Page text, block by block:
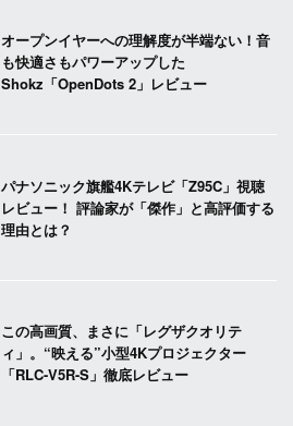
オープンイヤーへの理解度が半端ない！音
も快適さもパワーアップした
Shokz「OpenDots 2」レビュー
パナソニック旗艦4Kテレビ「Z95C」視聴
レビュー！ 評論家が「傑作」と高評価する
理由とは？
この高画質、まさに「レグザクオリテ
ィ」。“映える”小型4Kプロジェクター
「RLC-V5R-S」徹底レビュー